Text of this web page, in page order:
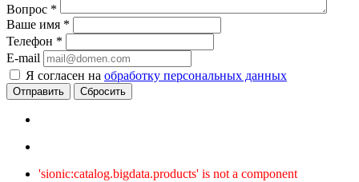
Вопрос *
Ваше имя *
Телефон *
E-mail
Я согласен на обработку персональных данных
Сбросить
'sionic:catalog.bigdata.products' is not a component